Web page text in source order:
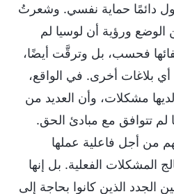
دائمًا حماية نفسي. وشعرتُ
الوضع ورؤية أن لوسيا لم
فحسب، بل وترقَّت أيضًا،
بلاغات أخرى. في الواقع،
مشكلات، وأن العديد من
لم تتوافق مع مبادئ الحق.
من أجل فاعلية عملها
المشكلات الفعلية. بل إنها
الذين كانوا بحاجة إلى